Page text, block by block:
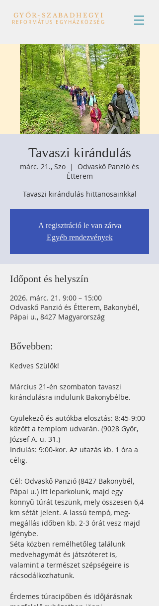
GYŐR-SZABADHEGYI
REFORMÁTUS EGYHÁZKÖZSÉG
Tavaszi kirándulás
márc. 21., Szo
  |
Odvaskő Panzió és
Étterem
Tavaszi kirándulás hittanosainkkal
A regisztráció le van zárva
Egyéb rendezvények
Időpont és helyszín
2026. márc. 21. 9:00 – 15:00
Odvaskő Panzió és Étterem, Bakonybél,
Pápai u., 8427 Magyarország
Bővebben:
Kedves Szülők!
Március 21-én szombaton tavaszi
kirándulásra indulunk Bakonybélbe.
Gyülekező és autókba elosztás: 8:45-9:00
között a templom udvarán. (9028 Győr,
József A. u. 31.)
Indulás: 9:00-kor. Az utazás kb. 1 óra a
célig.
Cél: Odvaskő Panzió (8427 Bakonybél,
Pápai u.) Itt leparkolunk, majd egy
könnyű túrát teszünk, mely összesen 6,4
km sétát jelent. A lassú tempó, meg-
megállás időben kb. 2-3 órát vesz majd
igénybe.
Séta közben remélhetőleg találunk
medvehagymát és játszóteret is,
valamint a természet szépségeire is
rácsodálkozhatunk.
Érdemes túracipőben és időjárásnak